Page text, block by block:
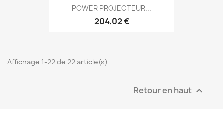
POWER PROJECTEUR...
204,02 €
Affichage 1-22 de 22 article(s)
Retour en haut 